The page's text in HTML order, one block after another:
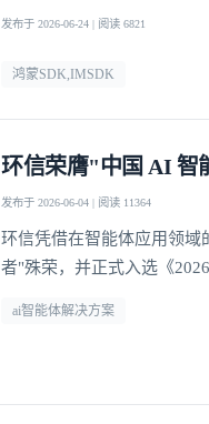
发布于 2026-06-24 | 阅读 6821
鸿蒙SDK,IMSDK
环信荣膺"中国 AI 智
发布于 2026-06-04 | 阅读 11364
环信凭借在智能体应用领
者"殊荣，并正式入选《
ai智能体解决方案